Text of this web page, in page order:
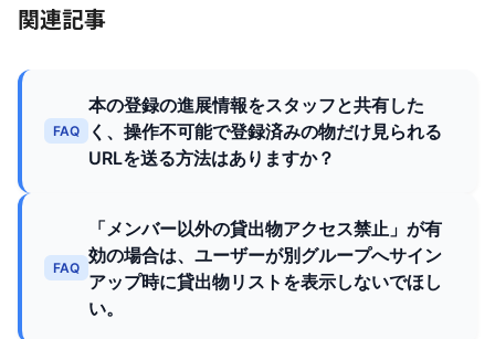
関連記事
FAQ
本の登録の進展情報をスタッフと共有した
く、操作不可能で登録済みの物だけ見られる
URLを送る方法はありますか？
FAQ
「メンバー以外の貸出物アクセス禁止」が有
効の場合は、ユーザーが別グループへサイン
アップ時に貸出物リストを表示しないでほし
い。